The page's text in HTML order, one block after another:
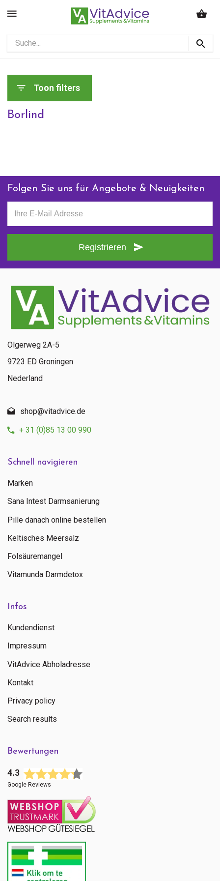
Toon filters
Borlind
Folgen Sie uns für Angebote & Neuigkeiten
Registrieren
Schnell navigieren
Marken
Sana Intest Darmsanierung
Pille danach online bestellen
Keltisches Meersalz
Folsäuremangel
Vitamunda Darmdetox
Infos
Kundendienst
Impressum
VitAdvice Abholadresse
Kontakt
Privacy policy
Search results
Bewertungen
4.3
Google Reviews
Olgerweg 2A-5
9723 ED Groningen
Nederland
shop@vitadvice.de
+ 31 (0)85 13 00 990